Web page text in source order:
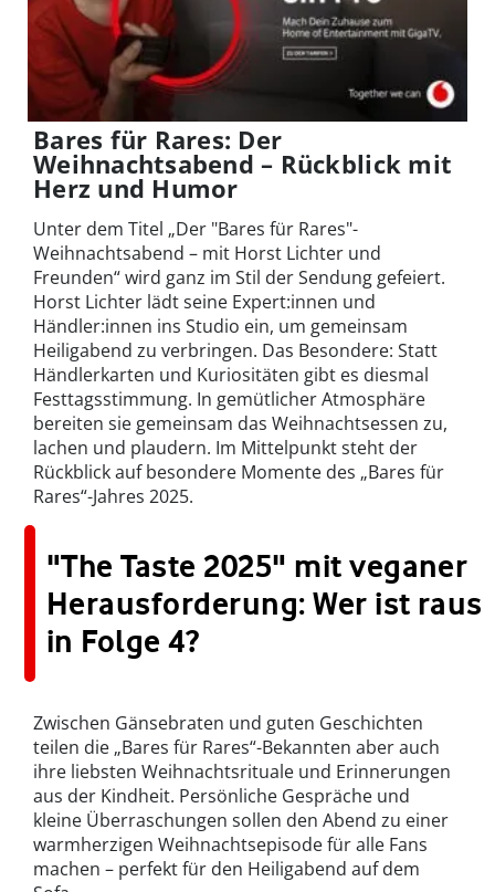
Bares für Rares: Der
Weihnachtsabend – Rückblick mit
Herz und Humor
Unter dem Titel „Der "Bares für Rares"-
Weihnachtsabend – mit Horst Lichter und
Freunden“ wird ganz im Stil der Sendung gefeiert.
Horst Lichter lädt seine Expert:innen und
Händler:innen ins Studio ein, um gemeinsam
Heiligabend zu verbringen. Das Besondere: Statt
Händlerkarten und Kuriositäten gibt es diesmal
Festtagsstimmung. In gemütlicher Atmosphäre
bereiten sie gemeinsam das Weihnachtsessen zu,
lachen und plaudern. Im Mittelpunkt steht der
Rückblick auf besondere Momente des „Bares für
Rares“-Jahres 2025.
"The Taste 2025" mit veganer
Herausforderung: Wer ist raus
in Folge 4?
Zwischen Gänsebraten und guten Geschichten
teilen die „Bares für Rares“-Bekannten aber auch
ihre liebsten Weihnachtsrituale und Erinnerungen
aus der Kindheit. Persönliche Gespräche und
kleine Überraschungen sollen den Abend zu einer
warmherzigen Weihnachtsepisode für alle Fans
machen – perfekt für den Heiligabend auf dem